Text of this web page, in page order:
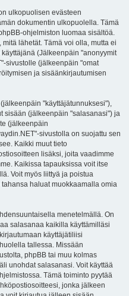
ulkopuolisen evästeen
dokumentin ulkopuolella. Tämä
ohjelmiston luomaa sisältöä.
lähetät. Tämä voi olla, mutta ei
(Jälkeenpäin "anonyymit
sivustolle (jälkeenpäin "omat
ja sisäänkirjautumisen
"käyttäjätunnuksesi"),
sisään (jälkeenpäin "salasanasi") ja
(jälkeenpäin
sivustolla on suojattu sen
Kaikki muut tieto
lisäksi, joita vaadimme
Kaikissa tapauksissa voit itse
Voit myös liittyä ja poistua
haluat muokkaamalla omia
menetelmällä. On
salasanaa kaikilla käyttämilläsi
käyttäjätiliisi
tallessa. Missään
phpBB tai muu kolmas
unohdat salasanasi. Voit käyttää
Tämä toiminto pyytää
jonka jälkeen